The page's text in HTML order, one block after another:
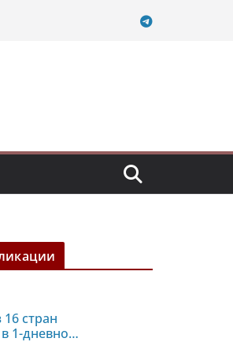
стран
1-дневной
пыток и